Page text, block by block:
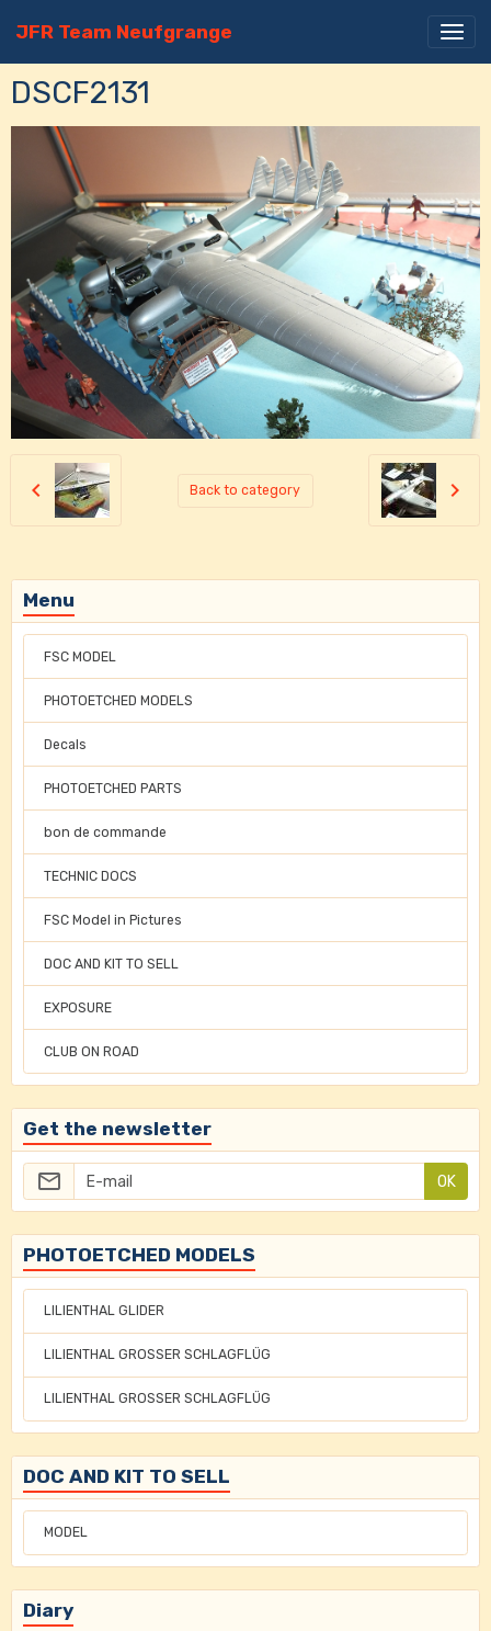
JFR Team Neufgrange
DSCF2131
Back to category
Menu
FSC MODEL
PHOTOETCHED MODELS
Decals
PHOTOETCHED PARTS
bon de commande
TECHNIC DOCS
FSC Model in Pictures
DOC AND KIT TO SELL
EXPOSURE
CLUB ON ROAD
Get the newsletter
OK
PHOTOETCHED MODELS
LILIENTHAL GLIDER
LILIENTHAL GROSSER SCHLAGFLÜG
LILIENTHAL GROSSER SCHLAGFLÜG
DOC AND KIT TO SELL
MODEL
Diary